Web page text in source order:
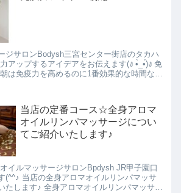
ジサロンBodysh三宮センター街店のタカハ
アップするアイデアをお伝えます(ง •̀_•́)ง 免
は免疫力を高めるのに1番効果的な時間なん
当店の定番コース☆全身アロマ
オイルリンパマッサージについ
てご紹介いたします♪
イルマッサージサロンBpdysh JR甲子園口
(^^♪ 当店の全身アロマオイルリンパマッサ
たします♪ 全身アロマオイルリンパマッサー